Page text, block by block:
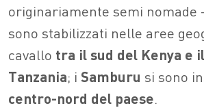
originariamente semi nomade
sono stabilizzati nelle aree
cavallo tra il sud del Kenya e
Tanzania; i Samburu si sono
centro-nord del paese.